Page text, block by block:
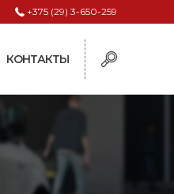
+375 (29) 3-650-259
КОНТАКТЫ